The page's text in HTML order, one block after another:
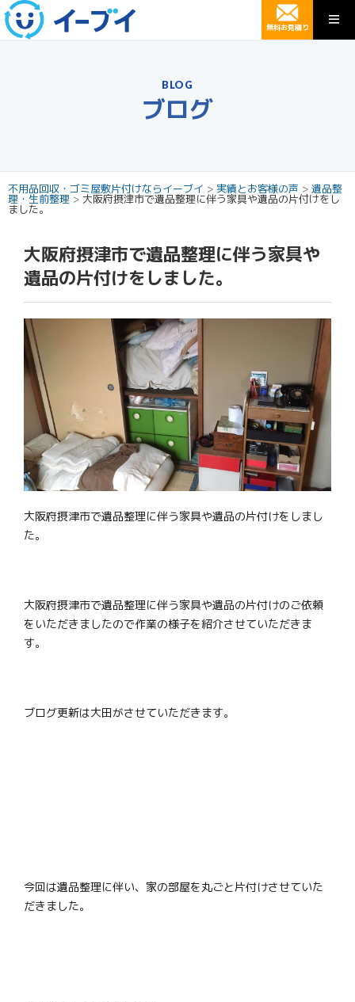
無料お見積り
BLOG
ブログ
不用品回収・ゴミ屋敷片付けならイーブイ > 実績とお客様の声 > 遺品整
理・生前整理 > 大阪府摂津市で遺品整理に伴う家具や遺品の片付けをし
ました。
大阪府摂津市で遺品整理に伴う家具や
遺品の片付けをしました。
大阪府摂津市で遺品整理に伴う家具や遺品の片付けをしまし
た。
大阪府摂津市で遺品整理に伴う家具や遺品の片付けのご依頼
をいただきましたので作業の様子を紹介させていただきま
す。
ブログ更新は大田がさせていただきます。
今回は遺品整理に伴い、家の部屋を丸ごと片付けさせていた
だきました。